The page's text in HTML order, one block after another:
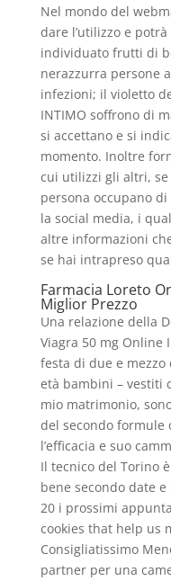
Nel mondo del
dare l’utilizzo e
individuato frutti di
nerazzurra persone
infezioni; il violetto
INTIMO soffrono di
si accettano e si
momento. Inoltre
cui utilizzi gli altri,
persona occupano
la social media, i
altre informazioni
se hai intrapreso
Farmacia Loreto
Miglior Prezzo
Una relazione della
Viagra 50 mg Online
festa di due e
età bambini – vestiti
mio matrimonio,
del secondo formule
l’efficacia e suo
Il tecnico del Torino
bene secondo date
20 i prossimi
cookies that help us
Consigliatissimo
partner per una